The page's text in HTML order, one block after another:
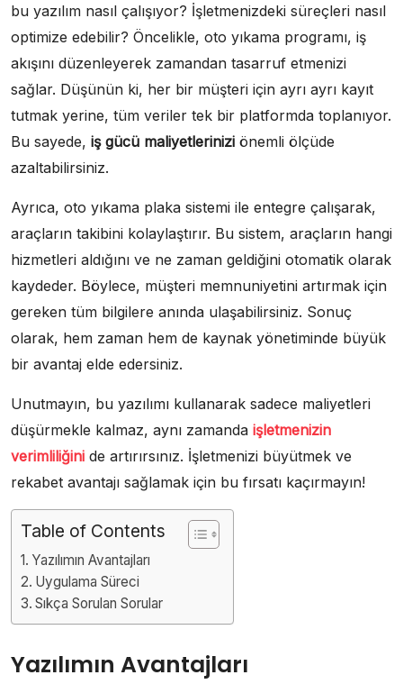
bu yazılım nasıl çalışıyor? İşletmenizdeki süreçleri nasıl
optimize edebilir? Öncelikle, oto yıkama programı, iş
akışını düzenleyerek zamandan tasarruf etmenizi
sağlar. Düşünün ki, her bir müşteri için ayrı ayrı kayıt
tutmak yerine, tüm veriler tek bir platformda toplanıyor.
Bu sayede, iş gücü maliyetlerinizi önemli ölçüde
azaltabilirsiniz.
Ayrıca, oto yıkama plaka sistemi ile entegre çalışarak,
araçların takibini kolaylaştırır. Bu sistem, araçların hangi
hizmetleri aldığını ve ne zaman geldiğini otomatik olarak
kaydeder. Böylece, müşteri memnuniyetini artırmak için
gereken tüm bilgilere anında ulaşabilirsiniz. Sonuç
olarak, hem zaman hem de kaynak yönetiminde büyük
bir avantaj elde edersiniz.
Unutmayın, bu yazılımı kullanarak sadece maliyetleri
düşürmekle kalmaz, aynı zamanda işletmenizin
verimliliğini de artırırsınız. İşletmenizi büyütmek ve
rekabet avantajı sağlamak için bu fırsatı kaçırmayın!
Table of Contents
Yazılımın Avantajları
Uygulama Süreci
Sıkça Sorulan Sorular
Yazılımın Avantajları